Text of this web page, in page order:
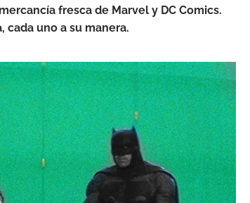
fresca de Marvel y DC Comics.
cada uno a su manera.